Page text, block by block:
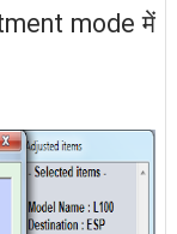
modeमें